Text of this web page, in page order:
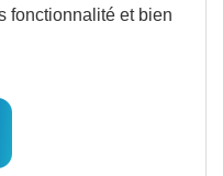
fonctionnalité et bien